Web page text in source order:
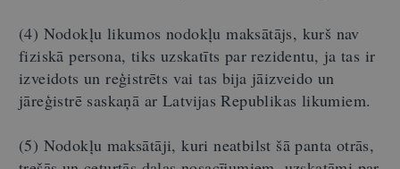
(4) Nodokļu likumos nodokļu maksātājs, kurš nav
fiziskā persona, tiks uzskatīts par rezidentu, ja tas ir
izveidots un reģistrēts vai tas bija jāizveido un
jāreģistrē saskaņā ar Latvijas Republikas likumiem.
(5) Nodokļu maksātāji, kuri neatbilst šā panta otrās,